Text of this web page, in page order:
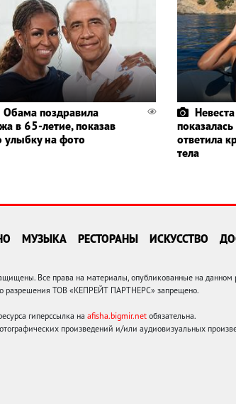
Обама поздравила
в 65-летие, показав
улыбку на фото
ответила
тела
МУЗЫКА РЕСТОРАНЫ ИСКУССТВО
Все права на материалы, опубликованные на
разрешения ТОВ «КЕПРЕЙТ ПАРТНЕРС» запрещено.
гиперссылка на afisha.bigmir.net обязательна.
произведений и/или аудиовизуальных